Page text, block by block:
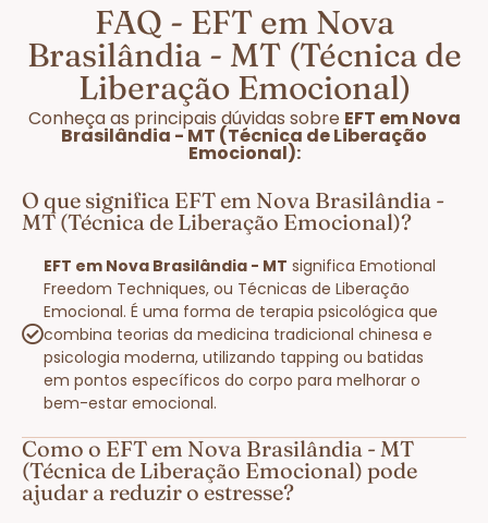
FAQ - EFT em Nova
Brasilândia - MT (Técnica de
Liberação Emocional)
Conheça as principais dúvidas sobre EFT em Nova
Brasilândia - MT (Técnica de Liberação
Emocional):
O que significa EFT em Nova Brasilândia -
MT (Técnica de Liberação Emocional)?
EFT em Nova Brasilândia - MT significa Emotional
Freedom Techniques, ou Técnicas de Liberação
Emocional. É uma forma de terapia psicológica que
combina teorias da medicina tradicional chinesa e
psicologia moderna, utilizando tapping ou batidas
em pontos específicos do corpo para melhorar o
bem-estar emocional.
Como o EFT em Nova Brasilândia - MT
(Técnica de Liberação Emocional) pode
ajudar a reduzir o estresse?